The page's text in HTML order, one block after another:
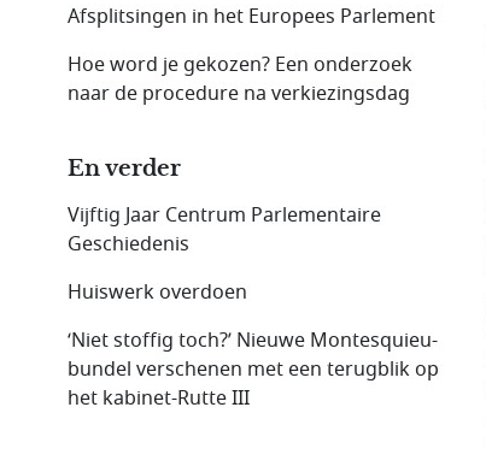
Afsplitsingen in het Europees Parlement
Hoe word je gekozen? Een onderzoek
naar de procedure na verkiezingsdag
En verder
Vijftig Jaar Centrum Parlementaire
Geschiedenis
Huiswerk overdoen
‘Niet stoffig toch?’ Nieuwe Montesquieu-
bundel verschenen met een terugblik op
het kabinet-Rutte III